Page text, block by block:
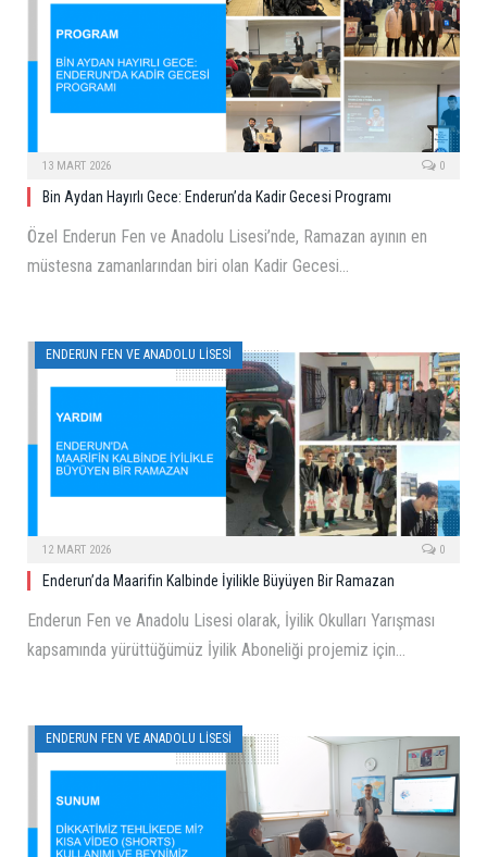
13 MART 2026 0
Bin Aydan Hayırlı Gece: Enderun’da Kadir Gecesi Programı
Özel Enderun Fen ve Anadolu Lisesi’nde, Ramazan ayının en
müstesna zamanlarından biri olan Kadir Gecesi…
ENDERUN FEN VE ANADOLU LISESI
12 MART 2026 0
Enderun’da Maarifin Kalbinde İyilikle Büyüyen Bir Ramazan
Enderun Fen ve Anadolu Lisesi olarak, İyilik Okulları Yarışması
kapsamında yürüttüğümüz İyilik Aboneliği projemiz için…
ENDERUN FEN VE ANADOLU LISESI